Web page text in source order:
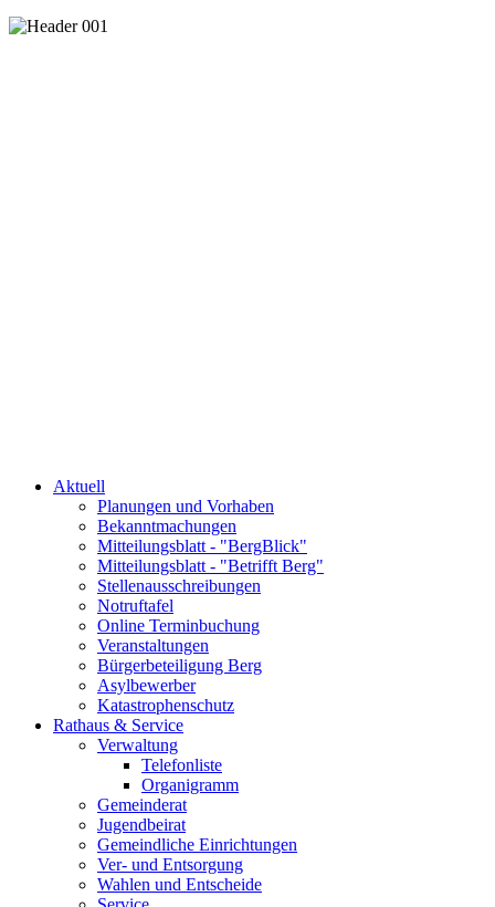
Aktuell
Planungen und Vorhaben
Bekanntmachungen
Mitteilungsblatt - "BergBlick"
Mitteilungsblatt - "Betrifft Berg"
Stellenausschreibungen
Notruftafel
Online Terminbuchung
Veranstaltungen
Bürgerbeteiligung Berg
Asylbewerber
Katastrophenschutz
Rathaus & Service
Verwaltung
Telefonliste
Organigramm
Gemeinderat
Jugendbeirat
Gemeindliche Einrichtungen
Ver- und Entsorgung
Wahlen und Entscheide